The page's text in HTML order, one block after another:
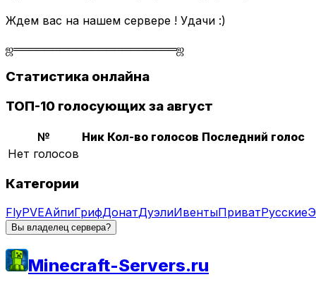
Ждем вас на нашем сервере ! Удачи :)
ஜ═════════════════════ஜ
Статистика онлайна
ТОП-10 голосующих за август
№ Ник Кол-во голосов Последний голос
Нет голосов
Категории
FlyPVEАйпиГрифДонатДуэлиИвентыПриватРусские
Вы владелец сервера?
Minecraft-Servers.ru